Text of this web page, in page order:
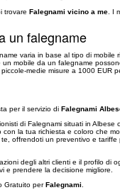
trovare Falegnami vicino a me . I
un falegname
varia in base al tipo di mobile
un mobile da un falegname
medie misure a 1000 EUR
per il servizio di Falegnami
di Falegnami situati in Albese
con la tua richiesta e coloro che
offrendoti un preventivo e tariffe
degli altri clienti e il profilo di
e prendere la decisione migliore.
Gratuito perFalegnami